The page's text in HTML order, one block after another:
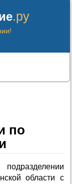
.ру
по
области с